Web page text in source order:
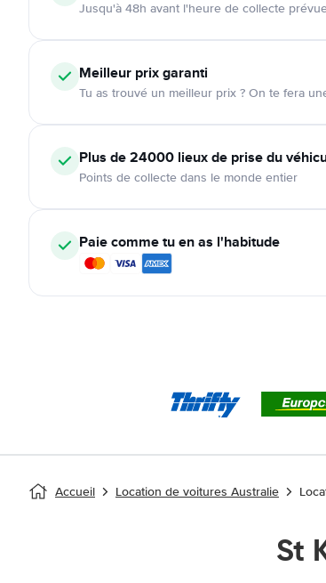
Jusqu'à 48h avant l'heure de collecte
Meilleur prix garanti
Tu as trouvé un meilleur prix ? On te fera
Plus de 24000 lieux de prise du
Points de collecte dans le monde entier
Paie comme tu en as l'habitude
Accueil Location de voitures Australie
St